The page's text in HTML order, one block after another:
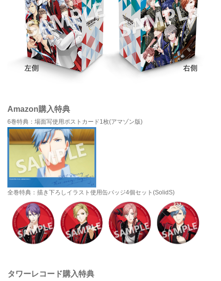
Amazon購入特典
6巻特典：場面写使用ポストカード1枚(アマゾン版)
全巻特典：描き下ろしイラスト使用缶バッジ4個セット(SolidS)
タワーレコード購入特典